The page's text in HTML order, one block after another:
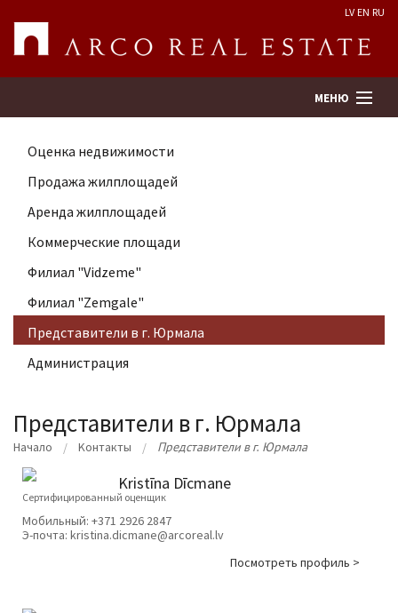
LV EN RU
МЕНЮ
Поиск
Оценка недвижимости
Предприятие
Услуги
Kонтакты
Оценка недвижимости
Продажа жилплощадей
Аренда жилплощадей
Коммерческие площади
Филиал "Vidzeme"
Филиал "Zemgale"
Представители в г. Юрмала
Администрация
Представители в г. Юрмала
Начало Kонтакты Представители в г. Юрмала
Kristīna Dīcmane
Сертифицированный оценщик
Мобильный: +371 2926 2847
Э-почта: kristina.dicmane@arcoreal.lv
Посмотреть профиль >